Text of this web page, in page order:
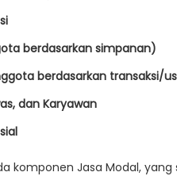
berdasarkan simpanan)
berdasarkan transaksi/
dan Karyawan
komponen Jasa Modal, yang